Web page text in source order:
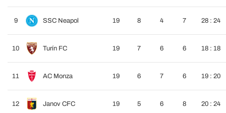
9 SSC Neapol 19 8 4 7 28 : 24
10 Turín FC 19 7 6 6 18 : 18
11 AC Monza 19 6 7 6 19 : 20
12 Janov CFC 19 5 6 8 20 : 24